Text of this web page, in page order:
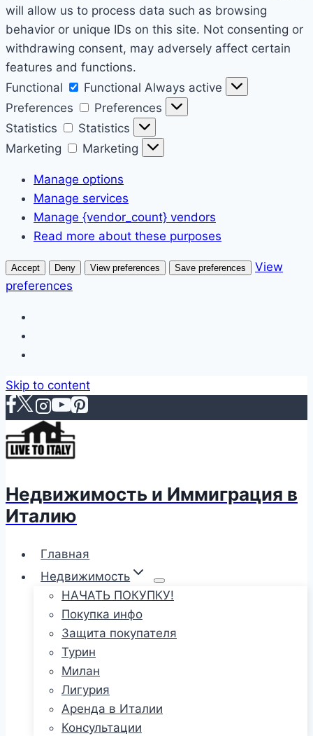
will allow us to process data such as browsing
behavior or unique IDs on this site. Not consenting or
withdrawing consent, may adversely affect certain
features and functions.
Functional
Functional Always active
Preferences
Preferences
Statistics
Statistics
Marketing
Marketing
Manage options
Manage services
Manage {vendor_count} vendors
Read more about these purposes
Accept Deny View preferences Save preferences
View
preferences
Skip to content
Недвижимость и Иммиграция в
Италию
Главная
Недвижимость
НАЧАТЬ ПОКУПКУ!
Покупка инфо
Защита покупателя
Турин
Милан
Лигурия
Аренда в Италии
Консультации